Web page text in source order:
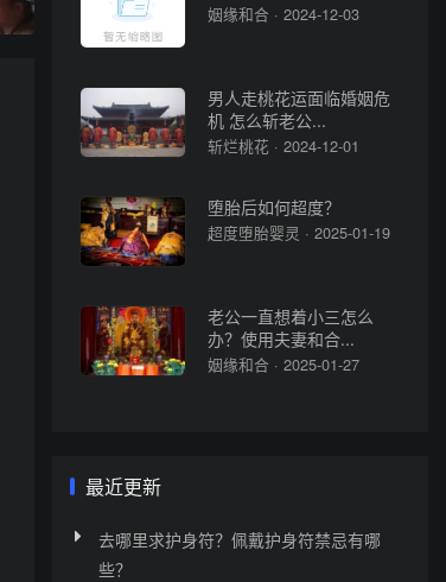
姻缘和合 · 2024-12-03
男人走桃花运面临婚姻危
机 怎么斩老公...
斩烂桃花 · 2024-12-01
堕胎后如何超度？
超度堕胎婴灵 · 2025-01-19
老公一直想着小三怎么
办？使用夫妻和合...
姻缘和合 · 2025-01-27
最近更新
去哪里求护身符？佩戴护身符禁忌有哪
些？